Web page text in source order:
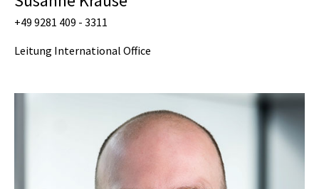
+49 9281 409 - 3311
Leitung International Office